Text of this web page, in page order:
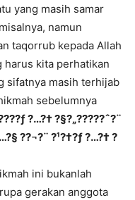
yang masih samar
namun
taqorrub kepada Allah
harus kita perhatikan
sifatnya masih terhijab
sebelumnya
?…?† ?§?„?????ˆ?¨
?­?¬?¨ ?¹?†?ƒ ?…?† ?
ini bukanlah
gerakan anggota